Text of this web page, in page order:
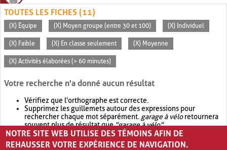
TOUTES LES FICHES (11)
(X) Équipe (X) Moyen groupe (entre 30 et 100) (X) Individuel
(X) Faible (X) En classe seulement (X) Moyenne
(X) Activités élaborées (> 60 minutes)
Votre recherche n'a donné aucun résultat
Vérifiez que l'orthographe est correcte.
Supprimez les guillemets autour des expressions pour
rechercher chaque mot séparément. garage à véloretournera
souvent plus de résultat que"garage à vélo".
Envisagez d'élargir votre recherche avec OR.garage OR vélo
retournera souvent plus de résultat quegarage à vélo
NOTRE SITE WEB UTILISE DES TÉMOINS AFIN DE
REHAUSSER VOTRE EXPÉRIENCE DE NAVIGATION.